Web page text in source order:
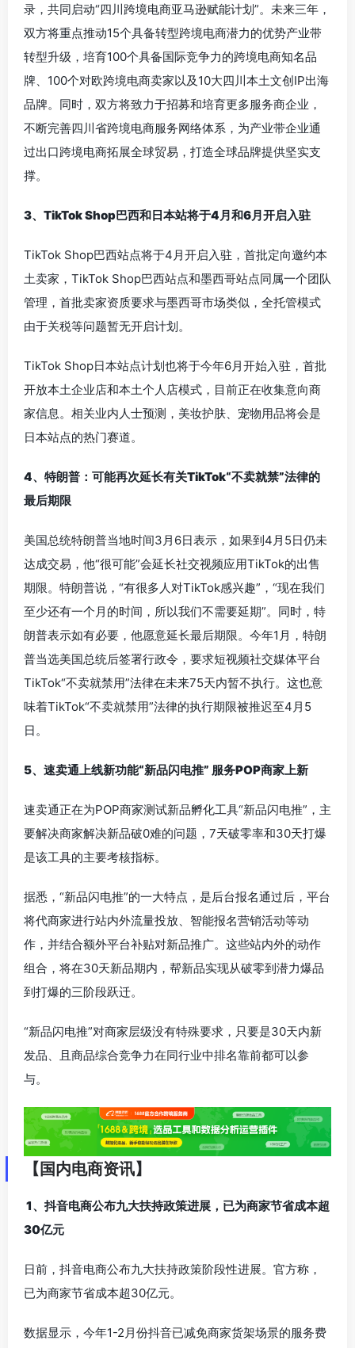
录，共同启动“四川跨境电商亚马逊赋能计划”。未来三年，
双方将重点推动15个具备转型跨境电商潜力的优势产业带
转型升级，培育100个具备国际竞争力的跨境电商知名品
牌、100个对欧跨境电商卖家以及10大四川本土文创IP出海
品牌。同时，双方将致力于招募和培育更多服务商企业，
不断完善四川省跨境电商服务网络体系，为产业带企业通
过出口跨境电商拓展全球贸易，打造全球品牌提供坚实支
撑。
3、TikTok Shop巴西和日本站将于4月和6月开启入驻
TikTok Shop巴西站点将于4月开启入驻，首批定向邀约本
土卖家，TikTok Shop巴西站点和墨西哥站点同属一个团队
管理，首批卖家资质要求与墨西哥市场类似，全托管模式
由于关税等问题暂无开启计划。
TikTok Shop日本站点计划也将于今年6月开始入驻，首批
开放本土企业店和本土个人店模式，目前正在收集意向商
家信息。相关业内人士预测，美妆护肤、宠物用品将会是
日本站点的热门赛道。
4、特朗普：可能再次延长有关TikTok“不卖就禁”法律的
最后期限
美国总统特朗普当地时间3月6日表示，如果到4月5日仍未
达成交易，他“很可能”会延长社交视频应用TikTok的出售
期限。特朗普说，“有很多人对TikTok感兴趣”，“现在我们
至少还有一个月的时间，所以我们不需要延期”。同时，特
朗普表示如有必要，他愿意延长最后期限。今年1月，特朗
普当选美国总统后签署行政令，要求短视频社交媒体平台
TikTok“不卖就禁用”法律在未来75天内暂不执行。这也意
味着TikTok“不卖就禁用”法律的执行期限被推迟至4月5
日。
5、速卖通上线新功能“新品闪电推” 服务POP商家上新
速卖通正在为POP商家测试新品孵化工具“新品闪电推”，主
要解决商家解决新品破0难的问题，7天破零率和30天打爆
是该工具的主要考核指标。
据悉，“新品闪电推”的一大特点，是后台报名通过后，平台
将代商家进行站内外流量投放、智能报名营销活动等动
作，并结合额外平台补贴对新品推广。这些站内外的动作
组合，将在30天新品期内，帮新品实现从破零到潜力爆品
到打爆的三阶段跃迁。
“新品闪电推”对商家层级没有特殊要求，只要是30天内新
发品、且商品综合竞争力在同行业中排名靠前都可以参
与。
【国内电商资讯】
1、抖音电商公布九大扶持政策进展，已为商家节省成本超
30亿元
日前，抖音电商公布九大扶持政策阶段性进展。官方称，
已为商家节省成本超30亿元。
数据显示，今年1-2月份抖音已减免商家货架场景的服务费